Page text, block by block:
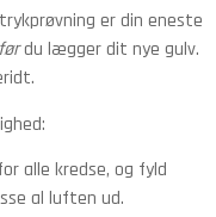
er din eneste
førdu lægger dit nye gulv.
alle kredse, og fyld
al luften ud.